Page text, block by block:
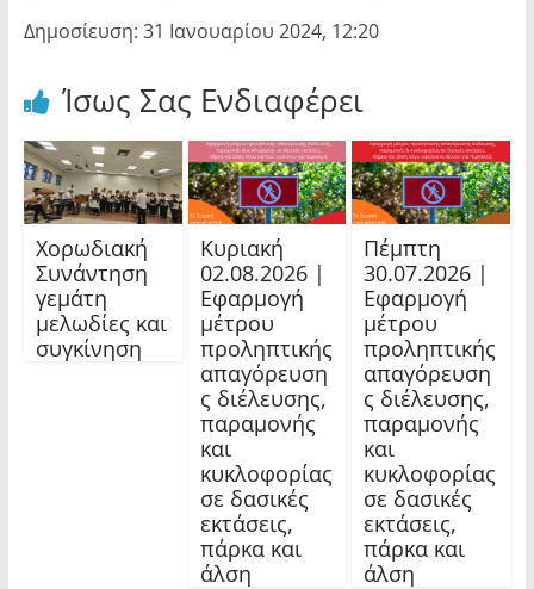
Δημοσίευση: 31 Ιανουαρίου 2024, 12:20
Ίσως Σας Ενδιαφέρει
Χορωδιακή
Συνάντηση
γεμάτη
μελωδίες και
συγκίνηση
Κυριακή
02.08.2026 |
Εφαρμογή
μέτρου
προληπτικής
απαγόρευση
ς διέλευσης,
παραμονής
και
κυκλοφορίας
σε δασικές
εκτάσεις,
πάρκα και
άλση
Πέμπτη
30.07.2026 |
Εφαρμογή
μέτρου
προληπτικής
απαγόρευση
ς διέλευσης,
παραμονής
και
κυκλοφορίας
σε δασικές
εκτάσεις,
πάρκα και
άλση